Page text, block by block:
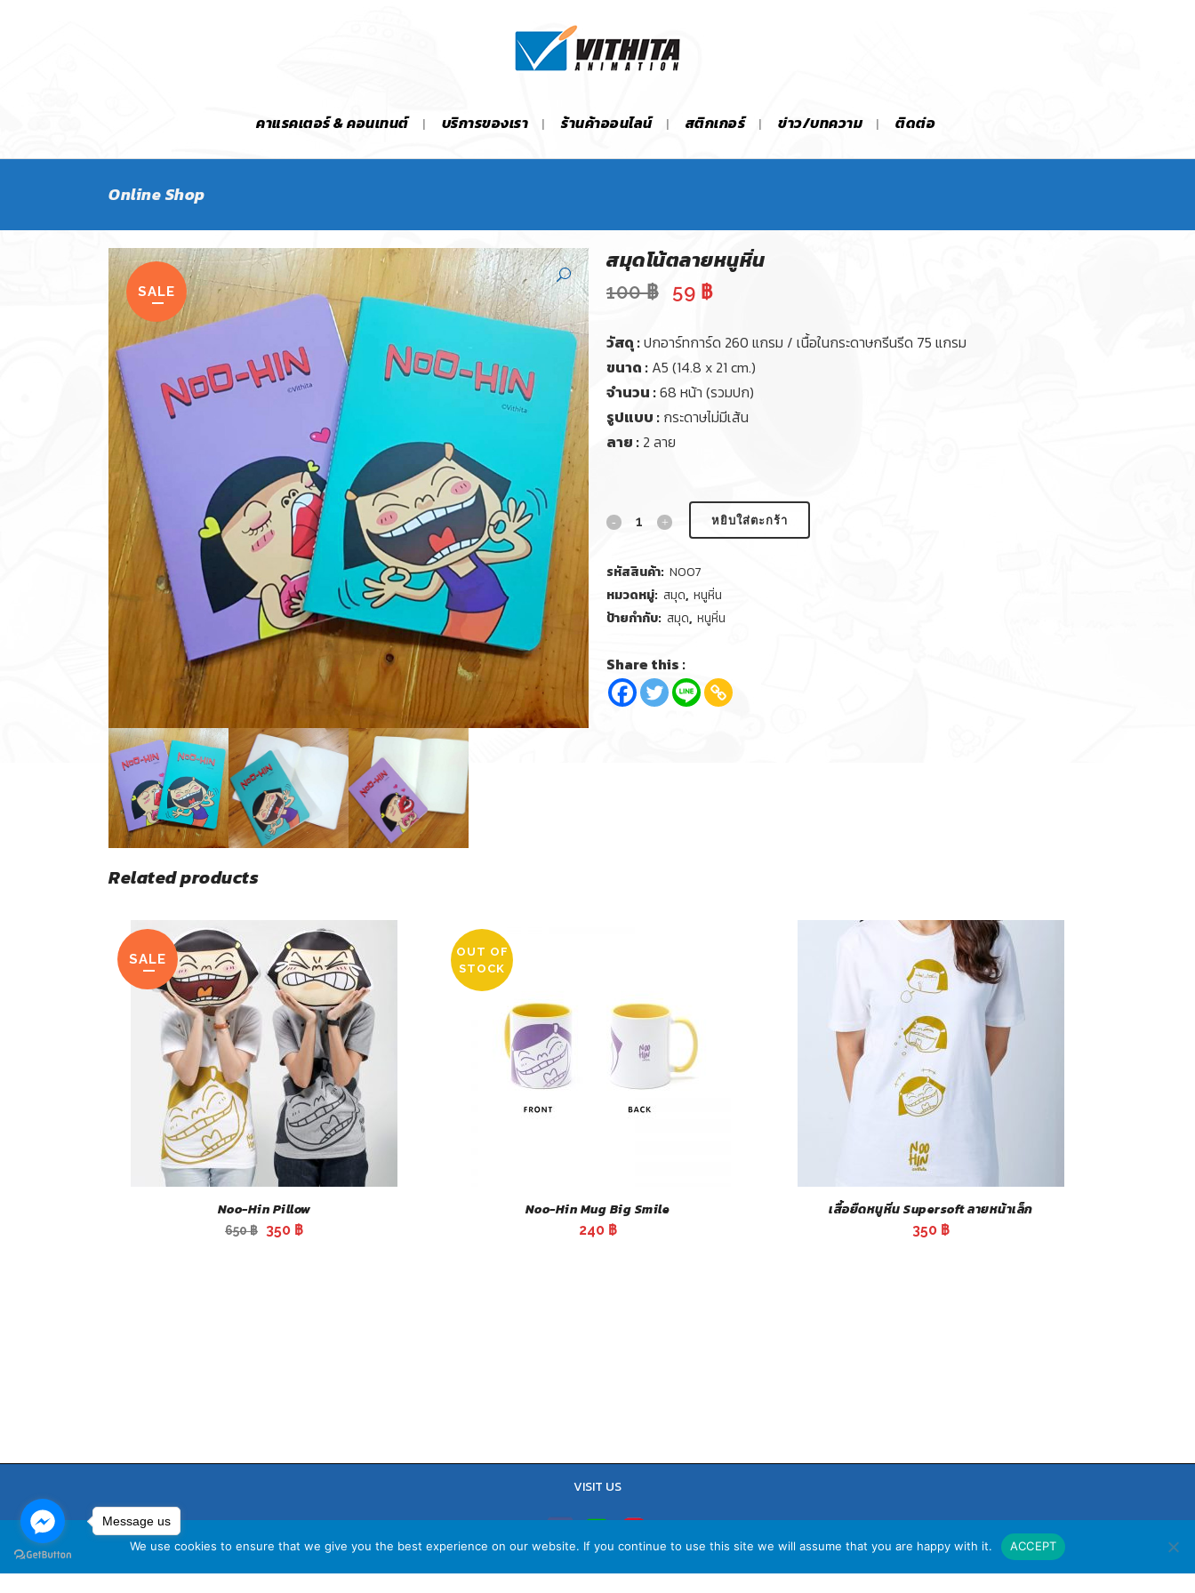
คาแรคเตอร์ & คอนเทนต์ บริการของเรา ร้านค้าออนไลน์ สติกเกอร์ ข่าว/บทความ ติดต่อ
Online Shop
SALE
สมุดโน้ตลายหนูหิ่น
100฿
Original
was:
100 ฿.
59 ฿Current
is:
59 ฿.
วัสดุ :ปกอาร์ทการ์ด 260 แกรม / เนื้อในกระดาษกรีนรีด 75 แกรม
ขนาด : A5 (14.8 x 21 cm.)
จำนวน :68 หน้า (รวมปก)
รูปแบบ : กระดาษไม่มีเส้น
ลาย : 2 ลาย
หยิบใส่ตะกร้า
รหัสสินค้า: N007
หมวดหมู่: สมุด, หนูหิ่น
ป้ายกำกับ: สมุด, หนูหิ่น
Share this :
Related products
SALE
Noo-Hin Pillow
650฿
Original
350 ฿Current
OUT OF
STOCK
Noo-Hin Mug Big Smile
240 ฿
เสื้อยืดหนูหิ่น Supersoft ลายหน้าเล็ก
350 ฿
VISIT US
We use cookies to ensure that we give you the best experience on our website. If you continue to use this site we will assume that you are happy with it. ACCEPT
Message us